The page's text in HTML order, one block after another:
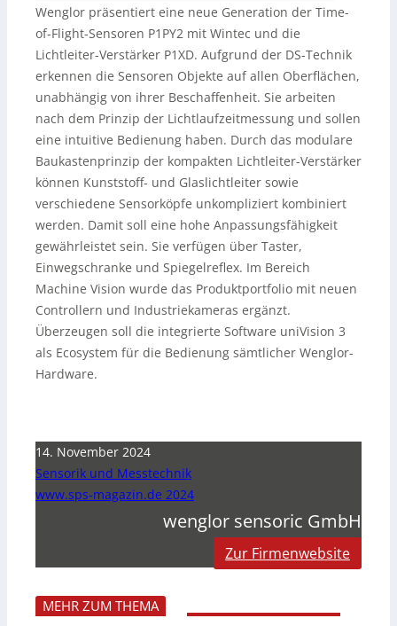
Wenglor präsentiert eine neue Generation der Time-
of-Flight-Sensoren P1PY2 mit Wintec und die
Lichtleiter-Verstärker P1XD. Aufgrund der DS-Technik
erkennen die Sensoren Objekte auf allen Oberflächen,
unabhängig von ihrer Beschaffenheit. Sie arbeiten
nach dem Prinzip der Lichtlaufzeitmessung und sollen
eine intuitive Bedienung haben. Durch das modulare
Baukastenprinzip der kompakten Lichtleiter-Verstärker
können Kunststoff- und Glaslichtleiter sowie
verschiedene Sensorköpfe unkompliziert kombiniert
werden. Damit soll eine hohe Anpassungsfähigkeit
gewährleistet sein. Sie verfügen über Taster,
Einwegschranke und Spiegelreflex. Im Bereich
Machine Vision wurde das Produktportfolio mit neuen
Controllern und Industriekameras ergänzt.
Überzeugen soll die integrierte Software uniVision 3
als Ecosystem für die Bedienung sämtlicher Wenglor-
Hardware.
14. November 2024
Sensorik und Messtechnik
www.sps-magazin.de 2024
wenglor sensoric GmbH
Zur Firmenwebsite
MEHR ZUM THEMA